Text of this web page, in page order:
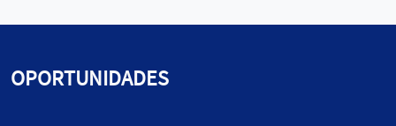
OPORTUNIDADES